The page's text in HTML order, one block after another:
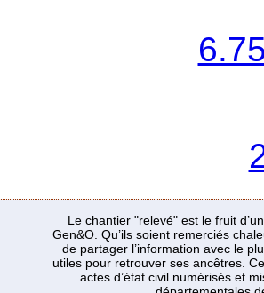
Le chantier "relevé" est le fruit
Gen&O. Qu’ils soient remerciés
de partager l’information avec le
utiles pour retrouver ses ancêtres.
actes d’état civil numérisés et